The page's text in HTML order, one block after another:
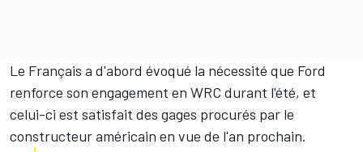
Le Français a d'abord évoqué la nécessité que Ford
renforce son engagement en WRC durant l'été, et
celui-ci est satisfait des gages procurés par le
constructeur américain en vue de l'an prochain.